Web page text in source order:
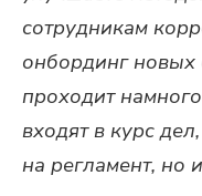
сотрудникам
онбординг новых
проходит
входят в курс
на регламент, но